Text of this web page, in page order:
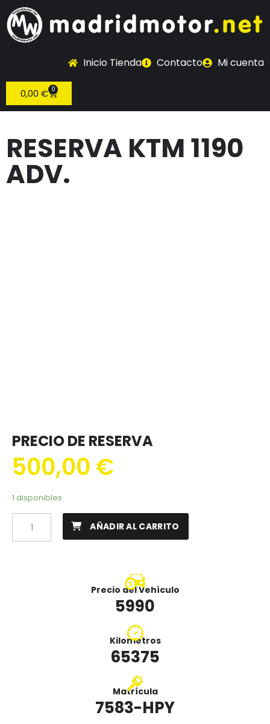
Inicio Tienda Contacto Mi cuenta
0,00 € 0
RESERVA KTM 1190
ADV.
PRECIO DE RESERVA
500,00 €
1 disponibles
AÑADIR AL CARRITO
Precio del Vehículo
5990
Kilometros
65375
Matrícula
7583-HPY